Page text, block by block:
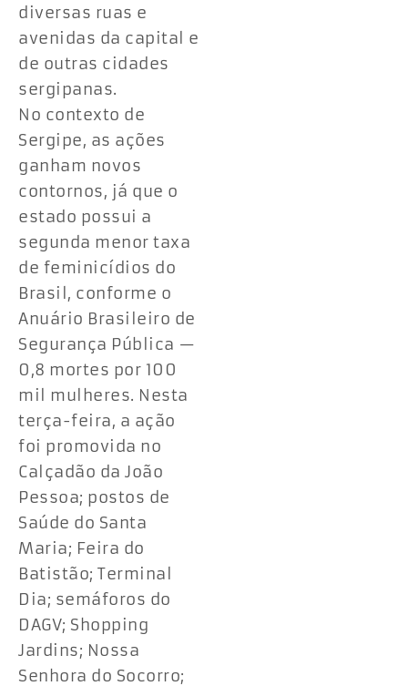
diversas ruas e
avenidas da capital e
de outras cidades
sergipanas.
No contexto de
Sergipe, as ações
ganham novos
contornos, já que o
estado possui a
segunda menor taxa
de feminicídios do
Brasil, conforme o
Anuário Brasileiro de
Segurança Pública —
0,8 mortes por 100
mil mulheres. Nesta
terça-feira, a ação
foi promovida no
Calçadão da João
Pessoa; postos de
Saúde do Santa
Maria; Feira do
Batistão; Terminal
Dia; semáforos do
DAGV; Shopping
Jardins; Nossa
Senhora do Socorro;